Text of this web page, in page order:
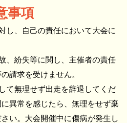
事項
し、自己の責任において大会に
、紛失等に関し、主催者の責任
請求を受けません。
て無理せず出走を辞退してくだ
異常を感じたら、無理をせず棄
い。大会開催中に傷病が発生し